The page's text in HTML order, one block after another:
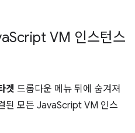
Script VM 인스턴스
겟 드롭다운 메뉴 뒤에 숨겨져
된 모든 JavaScript VM 인스